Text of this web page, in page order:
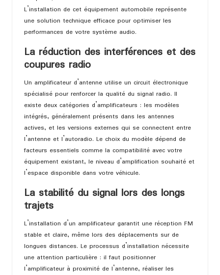
L’installation de cet équipement automobile représente
une solution technique efficace pour optimiser les
performances de votre système audio.
La réduction des interférences et des
coupures radio
Un amplificateur d’antenne utilise un circuit électronique
spécialisé pour renforcer la qualité du signal radio. Il
existe deux catégories d’amplificateurs : les modèles
intégrés, généralement présents dans les antennes
actives, et les versions externes qui se connectent entre
l’antenne et l’autoradio. Le choix du modèle dépend de
facteurs essentiels comme la compatibilité avec votre
équipement existant, le niveau d’amplification souhaité et
l’espace disponible dans votre véhicule.
La stabilité du signal lors des longs
trajets
L’installation d’un amplificateur garantit une réception FM
stable et claire, même lors des déplacements sur de
longues distances. Le processus d’installation nécessite
une attention particulière : il faut positionner
l’amplificateur à proximité de l’antenne, réaliser les